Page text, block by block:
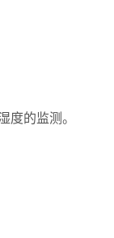
度的监测。